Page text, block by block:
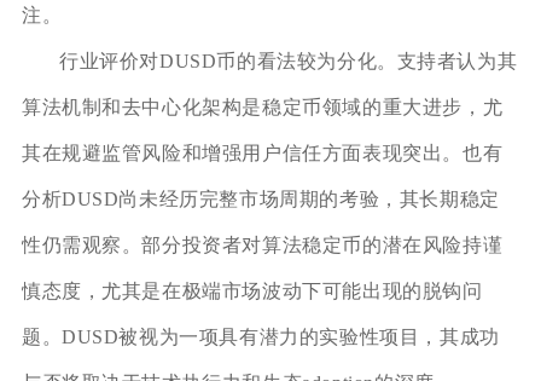
注。
行业评价对DUSD币的看法较为分化。支持者认为其
算法机制和去中心化架构是稳定币领域的重大进步，尤
其在规避监管风险和增强用户信任方面表现突出。也有
分析DUSD尚未经历完整市场周期的考验，其长期稳定
性仍需观察。部分投资者对算法稳定币的潜在风险持谨
慎态度，尤其是在极端市场波动下可能出现的脱钩问
题。DUSD被视为一项具有潜力的实验性项目，其成功